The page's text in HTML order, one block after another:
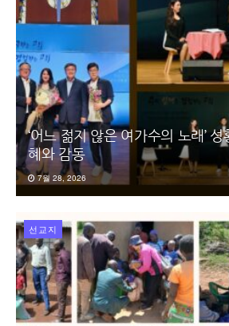
‘어느 젊지 않은 여가수의 노래’
혜와 감동
7월 28, 2026
선교지